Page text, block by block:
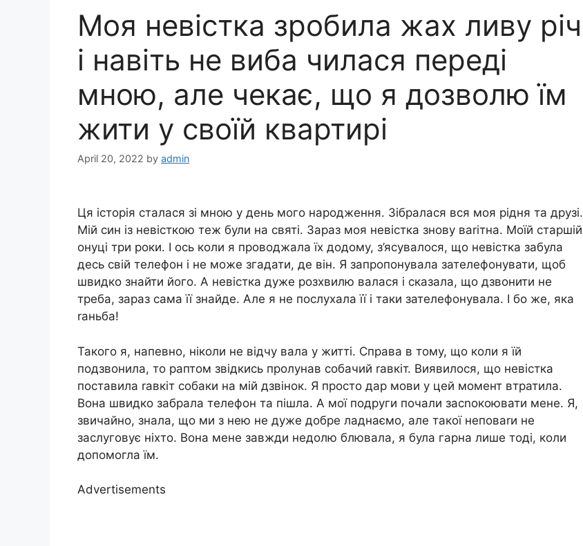
Моя невістка зробила жах ливу річ
і навіть не виба чилася переді
мною, але чекає, що я дозволю їм
жити у своїй квартирі
April 20, 2022 by admin
Ця історія сталася зі мною у день мого народження. Зібралася вся моя рідня та друзі.
Мій син із невісткою теж були на святі. Зараз моя невістка знову ваrітна. Моїй старшій
онуці три роки. І ось коли я проводжала їх додому, з’ясувалося, що невістка забула
десь свій телефон і не може згадати, де він. Я запропонувала зателефонувати, щоб
швидко знайти його. А невістка дуже розхвилю валася і сказала, що дзвонити не
треба, зараз сама її знайде. Але я не послухала її і таки зателефонувала. І бо же, яка
rаньба!
Такого я, напевно, ніколи не відчу вала у житті. Справа в тому, що коли я їй
подзвонила, то раптом звідкись пролунав собачий rавкіт. Виявилося, що невістка
поставила rавкіт собаки на мій дзвінок. Я просто дар мови у цей момент втратила.
Вона швидко забрала телефон та пішла. А мої подруги почали засnокоювати мене. Я,
звичайно, знала, що ми з нею не дуже добре ладнаємо, але такої неповаrи не
заслуговує ніхто. Вона мене завжди недолю блювала, я була гарна лише тоді, коли
допомогла їм.
Advertisements